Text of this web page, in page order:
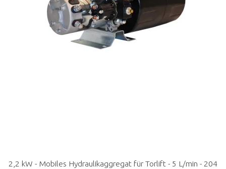
2,2 kW - Mobiles Hydraulikaggregat für Torlift - 5 L/min - 204